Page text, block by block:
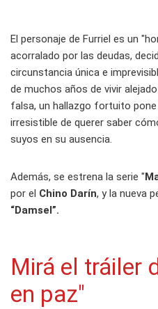
El personaje de Furriel es un
acorralado por las deudas,
circunstancia única e
de muchos años de vivir
falsa, un hallazgo fortuito
irresistible de querer saber
suyos en su ausencia.
Además, se estrena la serie "
por el Chino Darín, y la nueva
“Damsel”.
Mirá el tráiler
en paz"